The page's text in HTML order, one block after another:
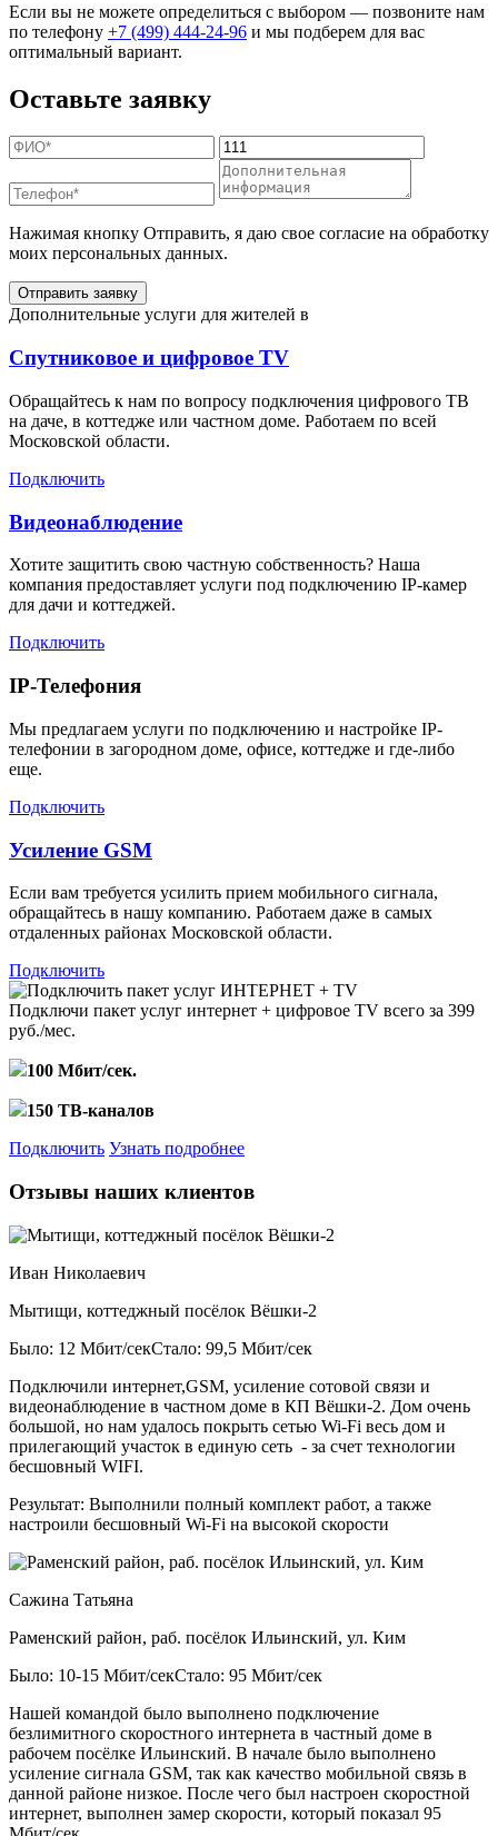
Если вы не можете определиться с выбором — позвоните нам
по телефону +7 (499) 444-24-96 и мы подберем для вас
оптимальный вариант.
Оставьте заявку
Нажимая кнопку Отправить, я даю свое согласие на обработку
моих персональных данных.
Отправить заявку
Дополнительные услуги для жителей в
Спутниковое и цифровое TV
Обращайтесь к нам по вопросу подключения цифрового ТВ
на даче, в коттедже или частном доме. Работаем по всей
Московской области.
Подключить
Видеонаблюдение
Хотите защитить свою частную собственность? Наша
компания предоставляет услуги под подключению IP-камер
для дачи и коттеджей.
Подключить
IP-Телефония
Мы предлагаем услуги по подключению и настройке IP-
телефонии в загородном доме, офисе, коттедже и где-либо
еще.
Подключить
Усиление GSM
Если вам требуется усилить прием мобильного сигнала,
обращайтесь в нашу компанию. Работаем даже в самых
отдаленных районах Московской области.
Подключить
Подключи пакет услуг интернет + цифровое TV всего за 399
руб./мес.
100 Мбит/сек.
150 ТВ-каналов
Подключить Узнать подробнее
Отзывы наших клиентов
Иван Николаевич
Мытищи, коттеджный посёлок Вёшки-2
Было: 12 Мбит/секСтало: 99,5 Мбит/сек
Подключили интернет,GSM, усиление сотовой связи и
видеонаблюдение в частном доме в КП Вёшки-2. Дом очень
большой, но нам удалось покрыть сетью Wi-Fi весь дом и
прилегающий участок в единую сеть - за счет технологии
бесшовный WIFI.
Результат: Выполнили полный комплект работ, а также
настроили бесшовный Wi-Fi на высокой скорости
Сажина Татьяна
Раменский район, раб. посёлок Ильинский, ул. Ким
Было: 10-15 Мбит/секСтало: 95 Мбит/сек
Нашей командой было выполнено подключение
безлимитного скоростного интернета в частный доме в
рабочем посёлке Ильинский. В начале было выполнено
усиление сигнала GSM, так как качество мобильной связь в
данной районе низкое. После чего был настроен скоростной
интернет, выполнен замер скорости, который показал 95